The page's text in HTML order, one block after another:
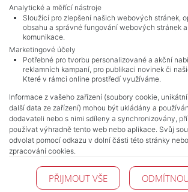
NAVIGACE
Terms and conditions
Protection of personal
Real estate's
Contact
Cookie processing
KONTAKT
Pražské reality
Analytické a měřící nástroje
Sloužící pro zlepšení našich webových stránek,
obsahu a správné fungování webových stránek
komunikace.
Marketingové účely
Potřebné pro tvorbu personalizované a akční
reklamních kampaní, pro publikaci novinek či
Které v rámci online prostředí využíváme.
Informace z vašeho zařízení (soubory cookie,
další data ze zařízení) mohou být ukládány a
dodavateli nebo s nimi sdíleny a synchronizovány,
používat výhradně tento web nebo aplikace. Svůj
odvolat pomocí odkazu v dolní části této stránky
zpracování cookies.
PŘIJMOUT VŠE